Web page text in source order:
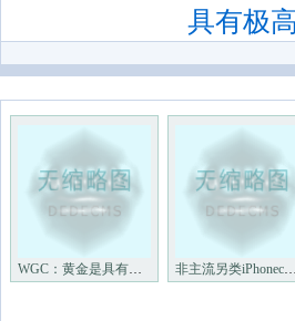
具有极
WGC：黄金是具有极高活动性的 非主流另类iPhonec仄里告白年